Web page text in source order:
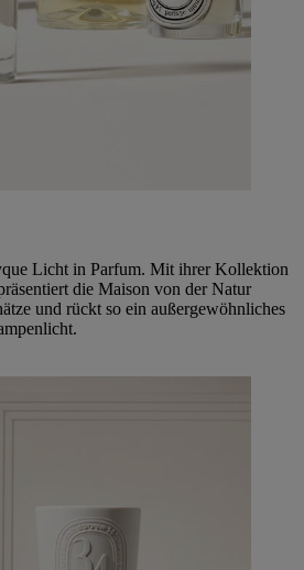
Licht in Parfum. Mit ihrer Kollektion
die Maison von der Natur
und rückt so ein außergewöhnliches